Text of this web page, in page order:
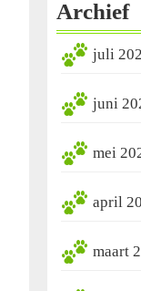
Archief
juli
juni
mei
april
maart